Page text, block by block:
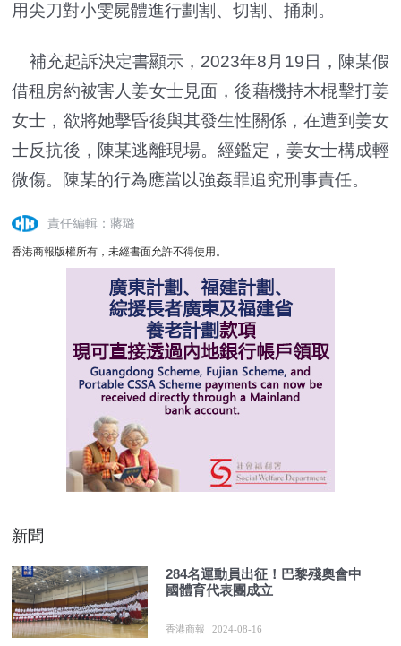
用尖刀對小雯屍體進行劃割、切割、捅刺。
補充起訴決定書顯示，2023年8月19日，陳某假
借租房約被害人姜女士見面，後藉機持木棍擊打姜
女士，欲將她擊昏後與其發生性關係，在遭到姜女
士反抗後，陳某逃離現場。經鑑定，姜女士構成輕
微傷。陳某的行為應當以強姦罪追究刑事責任。
責任編輯：蔣璐
香港商報版權所有，未經書面允許不得使用。
新聞
284名運動員出征！巴黎殘奧會中
國體育代表團成立
香港商報 2024-08-16